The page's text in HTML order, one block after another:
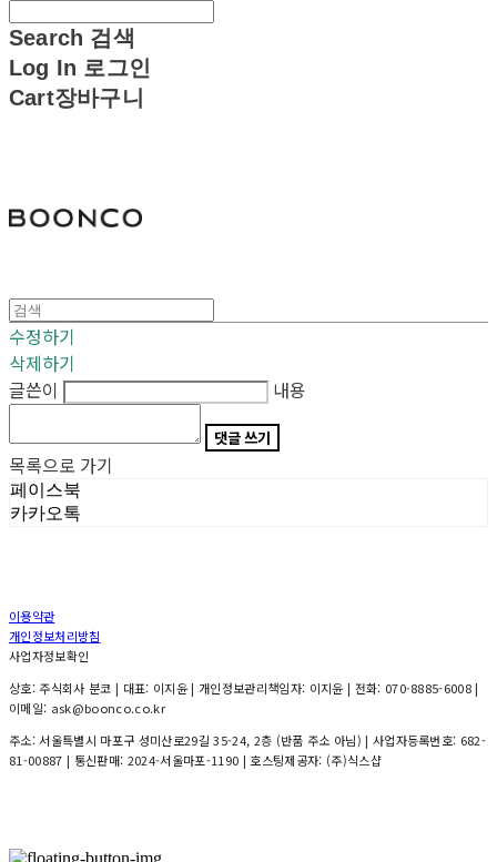
Search 검색
Log In 로그인
Cart장바구니
수정하기
삭제하기
글쓴이
내용
댓글 쓰기
목록으로 가기
페이스북
카카오톡
이용약관
개인정보처리방침
사업자정보확인
상호: 주식회사 분코 | 대표: 이지윤 | 개인정보관리책임자: 이지윤 | 전화: 070-8885-6008 |
이메일: ask@boonco.co.kr
주소: 서울특별시 마포구 성미산로29길 35-24, 2층 (반품 주소 아님) | 사업자등록번호: 682-
81-00887 | 통신판매: 2024-서울마포-1190 | 호스팅제공자: (주)식스샵